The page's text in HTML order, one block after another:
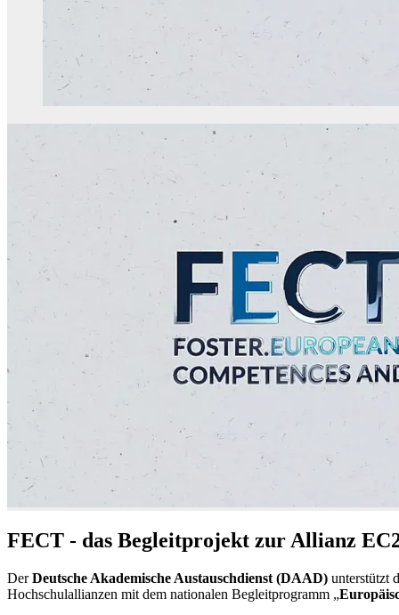
FECT - das Begleitprojekt zur Allianz
DerDeutsche Akademische Austauschdienst (DAAD) unterstützt
Hochschulallianzen mit dem nationalen Begleitprogramm „